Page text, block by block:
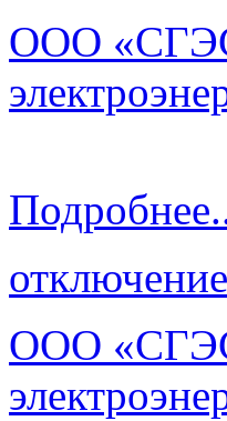
ООО
отключение
ООО